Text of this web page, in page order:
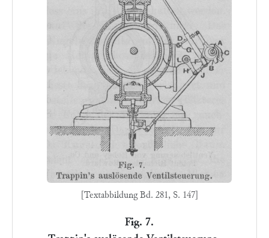
[Textabbildung Bd. 281, S. 147]
Fig. 7.